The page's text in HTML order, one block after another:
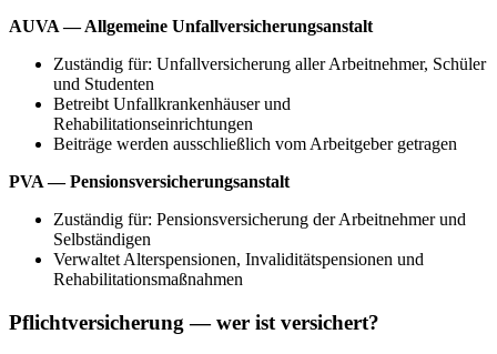
AUVA — Allgemeine Unfallversicherungsanstalt
Zuständig für: Unfallversicherung aller Arbeitnehmer, Schüler
und Studenten
Betreibt Unfallkrankenhäuser und
Rehabilitationseinrichtungen
Beiträge werden ausschließlich vom Arbeitgeber getragen
PVA — Pensionsversicherungsanstalt
Zuständig für: Pensionsversicherung der Arbeitnehmer und
Selbständigen
Verwaltet Alterspensionen, Invaliditätspensionen und
Rehabilitationsmaßnahmen
Pflichtversicherung — wer ist versichert?